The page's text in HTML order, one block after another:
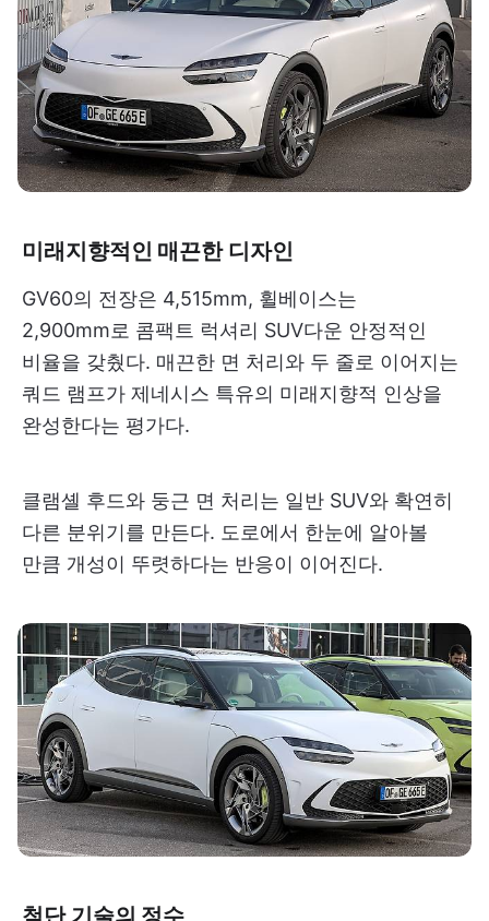
미래지향적인 매끈한 디자인
GV60의 전장은 4,515mm, 휠베이스는
2,900mm로 콤팩트 럭셔리 SUV다운 안정적인
비율을 갖췄다. 매끈한 면 처리와 두 줄로 이어지는
쿼드 램프가 제네시스 특유의 미래지향적 인상을
완성한다는 평가다.
클램셸 후드와 둥근 면 처리는 일반 SUV와 확연히
다른 분위기를 만든다. 도로에서 한눈에 알아볼
만큼 개성이 뚜렷하다는 반응이 이어진다.
첨단 기술의 정수